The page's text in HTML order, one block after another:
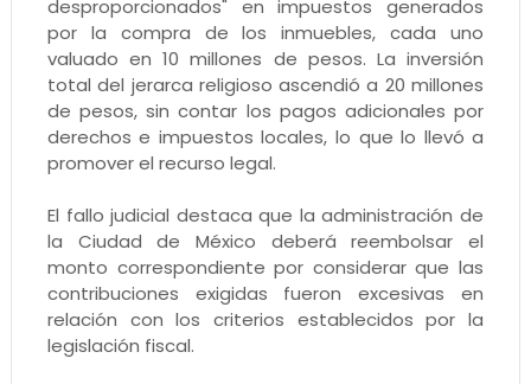
desproporcionados" en impuestos generados
por la compra de los inmuebles, cada uno
valuado en 10 millones de pesos. La inversión
total del jerarca religioso ascendió a 20 millones
de pesos, sin contar los pagos adicionales por
derechos e impuestos locales, lo que lo llevó a
promover el recurso legal.
El fallo judicial destaca que la administración de
la Ciudad de México deberá reembolsar el
monto correspondiente por considerar que las
contribuciones exigidas fueron excesivas en
relación con los criterios establecidos por la
legislación fiscal.